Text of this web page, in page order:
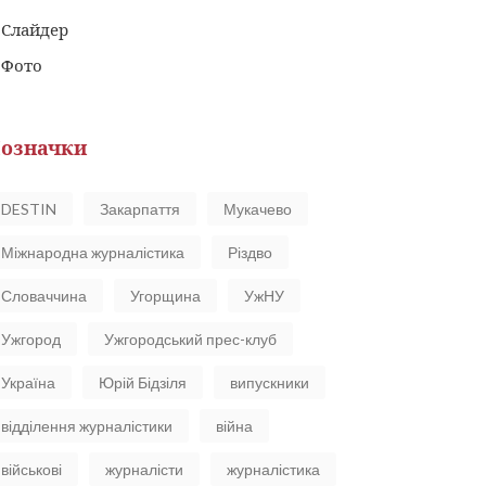
Слайдер
Фото
DESTIN Закарпаття Мукачево
Міжнародна журналістика Різдво
Словаччина Угорщина УжНУ
Ужгород Ужгородський прес-клуб
Україна Юрій Бідзіля випускники
відділення журналістики війна
військові журналісти журналістика